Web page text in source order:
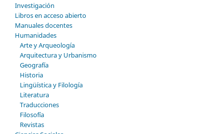
Investigación
Libros en acceso abierto
Manuales docentes
Humanidades
Arte y Arqueología
Arquitectura y Urbanismo
Geografía
Historia
Lingüística y Filología
Literatura
Traducciones
Filosofía
Revistas